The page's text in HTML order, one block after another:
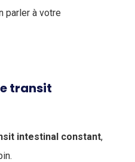
parler à votre
transit
intestinal constant,